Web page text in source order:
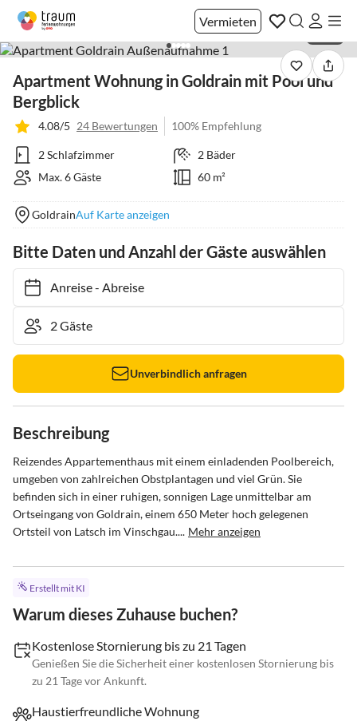
Vermieten
Apartment Wohnung in Goldrain mit Pool und
Bergblick
4.08/5 24 Bewertungen 100% Empfehlung
2 Schlafzimmer
2 Bäder
Max. 6 Gäste
60 m²
GoldrainAuf Karte anzeigen
Bitte Daten und Anzahl der Gäste auswählen
Anreise- Abreise
Unverbindlich anfragen
Beschreibung
Reizendes Appartementhaus mit einem einladenden Poolbereich,
umgeben von zahlreichen Obstplantagen und viel Grün. Sie
befinden sich in einer ruhigen, sonnigen Lage unmittelbar am
Ortseingang von Goldrain, einem 650 Meter hoch gelegenen
Ortsteil von Latsch im Vinschgau.... Mehr anzeigen
Erstellt mit KI
Warum dieses Zuhause buchen?
Kostenlose Stornierung bis zu 21 Tagen
Genießen Sie die Sicherheit einer kostenlosen Stornierung bis
zu 21 Tage vor Ankunft.
Haustierfreundliche Wohnung